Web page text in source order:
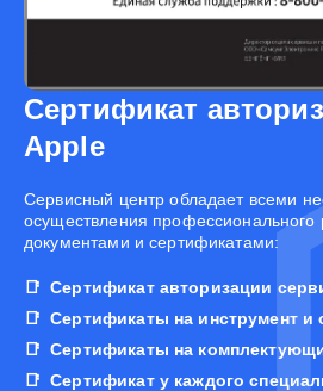
Сертификат
Apple
Cервисный центр обладает всеми
осуществления профессионального
документами и сертификатами:
Сертификат авторизации
Сертификаты на инструмент и
Сертификаты на
Сертификат у каждого